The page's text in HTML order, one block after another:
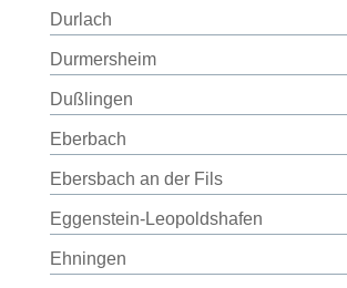
Durlach
Durmersheim
Dußlingen
Eberbach
Ebersbach an der Fils
Eggenstein-Leopoldshafen
Ehningen